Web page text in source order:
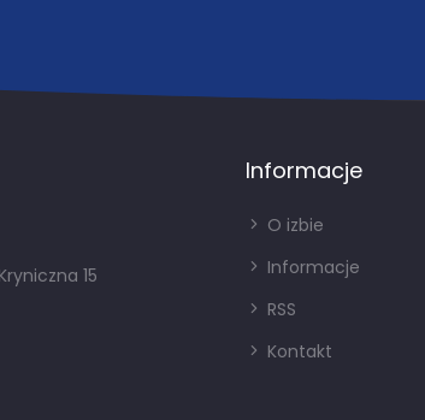
15
Informacje
O izbie
Informacje
RSS
Kontakt